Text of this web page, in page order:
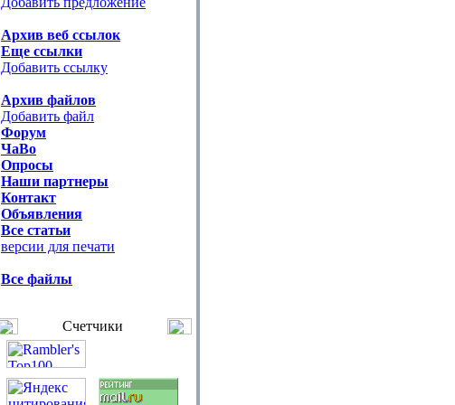
Архив веб ссылок
Еще ссылки
Добавить ссылку
Архив файлов
Добавить файл
Форум
ЧаВо
Опросы
Наши партнеры
Контакт
Объявления
Все статьи
версии для печати
Все файлы
Счетчики